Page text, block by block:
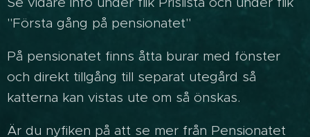
"Första gång på pensionatet"
På pensionatet finns åtta burar med fönster
och direkt tillgång till separat utegård så
katterna kan vistas ute om så önskas.
Är du nyfiken på att se mer från Pensionatet